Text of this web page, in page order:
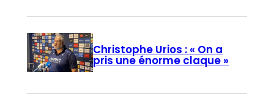
Christophe Urios : « On a
pris une énorme claque »